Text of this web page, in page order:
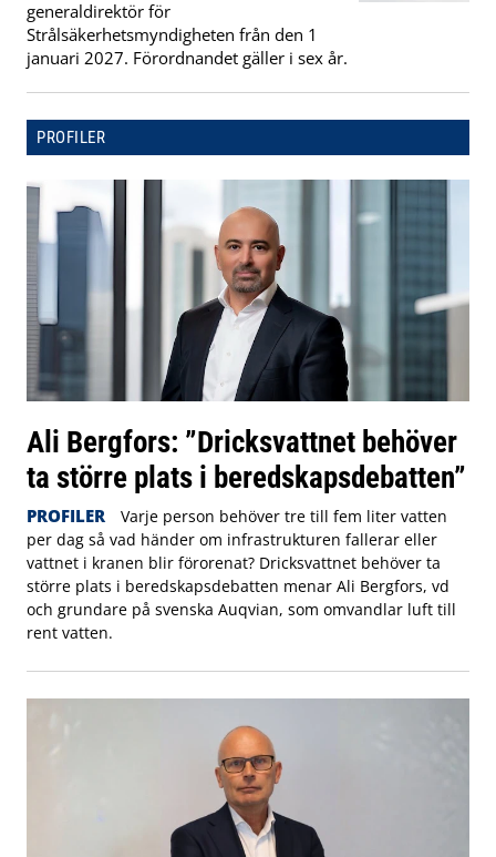
generaldirektör för
Strålsäkerhetsmyndigheten från den 1
januari 2027. Förordnandet gäller i sex år.
PROFILER
Ali Bergfors: ”Dricksvattnet behöver
ta större plats i beredskapsdebatten”
PROFILER
Varje person behöver tre till fem liter vatten
per dag så vad händer om infrastrukturen fallerar eller
vattnet i kranen blir förorenat? Dricksvattnet behöver ta
större plats i beredskapsdebatten menar Ali Bergfors, vd
och grundare på svenska Auqvian, som omvandlar luft till
rent vatten.